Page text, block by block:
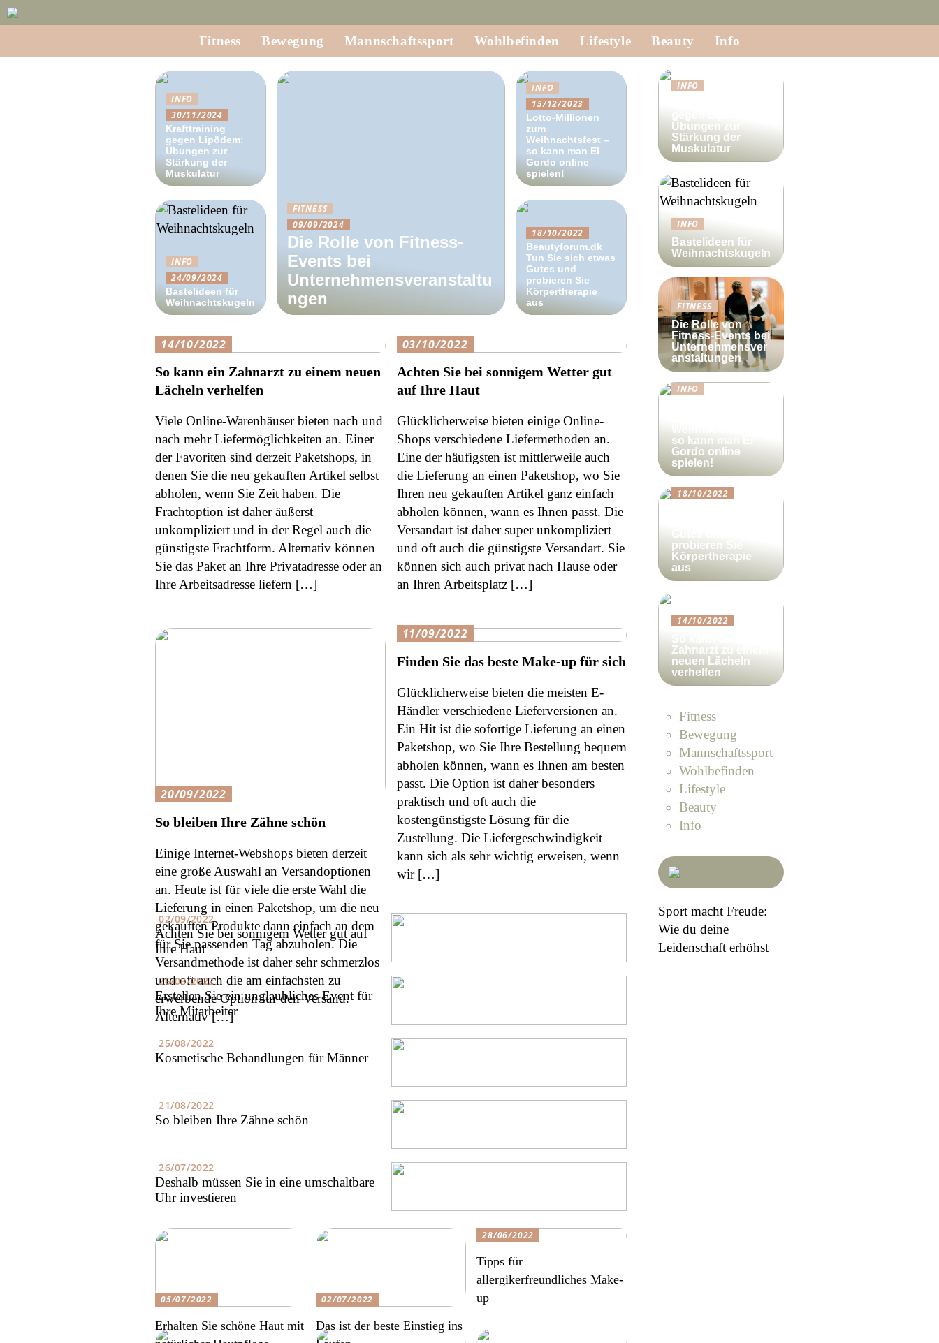
Fitness Bewegung Mannschaftssport Wohlbefinden Lifestyle Beauty Info
INFO
30/11/2024
Krafttraining
gegen Lipödem:
Übungen zur
Stärkung der
Muskulatur
INFO
24/09/2024
Bastelideen für
Weihnachtskugeln
FITNESS
09/09/2024
Die Rolle von Fitness-
Events bei
Unternehmensveranstaltu
ngen
INFO
15/12/2023
Lotto-Millionen
zum
Weihnachtsfest –
so kann man El
Gordo online
spielen!
18/10/2022
Beautyforum.dk
Tun Sie sich etwas
Gutes und
probieren Sie
Körpertherapie
aus
14/10/2022
So kann ein Zahnarzt zu einem neuen
Lächeln verhelfen
Viele Online-Warenhäuser bieten nach und
nach mehr Liefermöglichkeiten an. Einer
der Favoriten sind derzeit Paketshops, in
denen Sie die neu gekauften Artikel selbst
abholen, wenn Sie Zeit haben. Die
Frachtoption ist daher äußerst
unkompliziert und in der Regel auch die
günstigste Frachtform. Alternativ können
Sie das Paket an Ihre Privatadresse oder an
Ihre Arbeitsadresse liefern […]
03/10/2022
Achten Sie bei sonnigem Wetter gut
auf Ihre Haut
Glücklicherweise bieten einige Online-
Shops verschiedene Liefermethoden an.
Eine der häufigsten ist mittlerweile auch
die Lieferung an einen Paketshop, wo Sie
Ihren neu gekauften Artikel ganz einfach
abholen können, wann es Ihnen passt. Die
Versandart ist daher super unkompliziert
und oft auch die günstigste Versandart. Sie
können sich auch privat nach Hause oder
an Ihren Arbeitsplatz […]
20/09/2022
So bleiben Ihre Zähne schön
Einige Internet-Webshops bieten derzeit
eine große Auswahl an Versandoptionen
an. Heute ist für viele die erste Wahl die
Lieferung in einen Paketshop, um die neu
gekauften Produkte dann einfach an dem
für Sie passenden Tag abzuholen. Die
Versandmethode ist daher sehr schmerzlos
und oft auch die am einfachsten zu
erwerbende Option für den Versand.
Alternativ […]
11/09/2022
Finden Sie das beste Make-up für sich
Glücklicherweise bieten die meisten E-
Händler verschiedene Lieferversionen an.
Ein Hit ist die sofortige Lieferung an einen
Paketshop, wo Sie Ihre Bestellung bequem
abholen können, wann es Ihnen am besten
passt. Die Option ist daher besonders
praktisch und oft auch die
kostengünstigste Lösung für die
Zustellung. Die Liefergeschwindigkeit
kann sich als sehr wichtig erweisen, wenn
wir […]
02/09/2022
Achten Sie bei sonnigem Wetter gut auf
Ihre Haut
26/08/2022
Erstellen Sie ein unglaubliches Event für
Ihre Mitarbeiter
25/08/2022
Kosmetische Behandlungen für Männer
21/08/2022
So bleiben Ihre Zähne schön
26/07/2022
Deshalb müssen Sie in eine umschaltbare
Uhr investieren
05/07/2022
Erhalten Sie schöne Haut mit
02/07/2022
Das ist der beste Einstieg ins
28/06/2022
Tipps für
allergikerfreundliches Make-
up
INFO
Übungen zur
Stärkung der
Muskulatur
INFO
Bastelideen für
Weihnachtskugeln
FITNESS
Die Rolle von
Fitness-Events bei
Unternehmensver
anstaltungen
INFO
so kann man El
Gordo online
spielen!
18/10/2022
probieren Sie
Körpertherapie
aus
14/10/2022
Zahnarzt zu einem
neuen Lächeln
verhelfen
Fitness
Bewegung
Mannschaftssport
Wohlbefinden
Lifestyle
Beauty
Info
Sport macht Freude:
Wie du deine
Leidenschaft erhöhst